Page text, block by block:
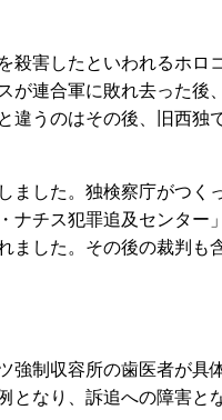
害したといわれるホロ
が連合軍に敗れ去った後
違うのはその後、旧西独
した。独検察庁がつく
ナチス犯罪追及センター
ました。その後の裁判も
制収容所の歯医者が具
なり、訴追への障害と